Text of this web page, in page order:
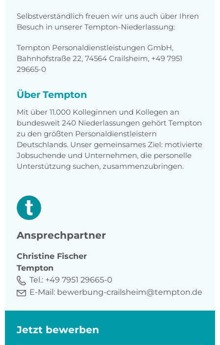
Selbstverständlich freuen wir uns auch über Ihren
Besuch in unserer Tempton-Niederlassung:
Tempton Personaldienstleistungen GmbH,
Bahnhofstraße 22, 74564 Crailsheim, +49 7951
29665-0
Über Tempton
Mit über 11.000 Kolleginnen und Kollegen an
bundesweit 240 Niederlassungen gehört Tempton
zu den größten Personaldienstleistern
Deutschlands. Unser gemeinsames Ziel: motivierte
Jobsuchende und Unternehmen, die personelle
Unterstützung suchen, zusammenzubringen.
Ansprechpartner
Christine Fischer
Tempton
Tel.: +49 7951 29665-0
E-Mail: bewerbung-crailsheim@tempton.de
Jetzt bewerben